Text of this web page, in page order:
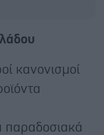
κανονισμοί
παραδοσιακά